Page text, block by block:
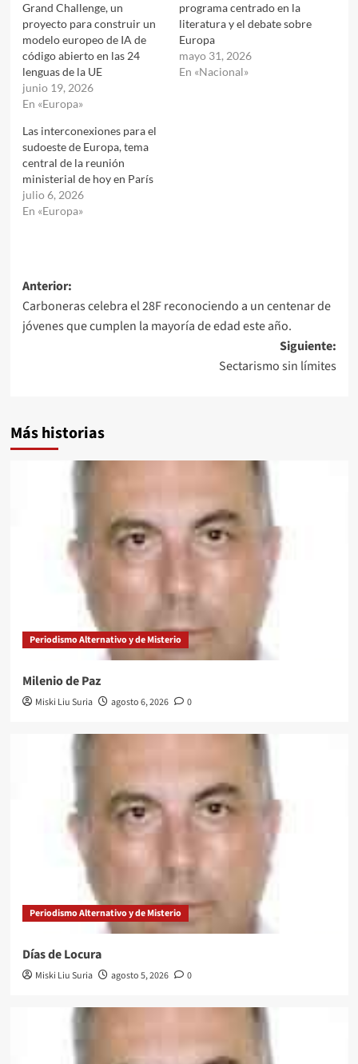
Grand Challenge, un
proyecto para construir un
modelo europeo de IA de
código abierto en las 24
lenguas de la UE
junio 19, 2026
En «Europa»
programa centrado en la
literatura y el debate sobre
Europa
mayo 31, 2026
En «Nacional»
Las interconexiones para el
sudoeste de Europa, tema
central de la reunión
ministerial de hoy en París
julio 6, 2026
En «Europa»
Navegación
de
entradas
Anterior:
Carboneras celebra el 28F reconociendo a un centenar de
jóvenes que cumplen la mayoría de edad este año.
Siguiente:
Sectarismo sin límites
Más historias
Periodismo Alternativo y de Misterio
Milenio de Paz
Miski Liu Suria agosto 6, 2026 0
Periodismo Alternativo y de Misterio
Días de Locura
Miski Liu Suria agosto 5, 2026 0